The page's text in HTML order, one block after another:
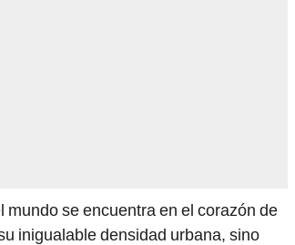
se encuentra en el corazón de
inigualable densidad urbana, sino